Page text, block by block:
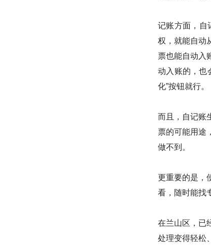
记账方面，自
权，就能自动
票也能自动入
动入账的，也
化”按钮就行。
而且，自记账
票的可能用途
做不到。
更重要的是，
看，随时能找
在兰山区，已
处理变得轻松